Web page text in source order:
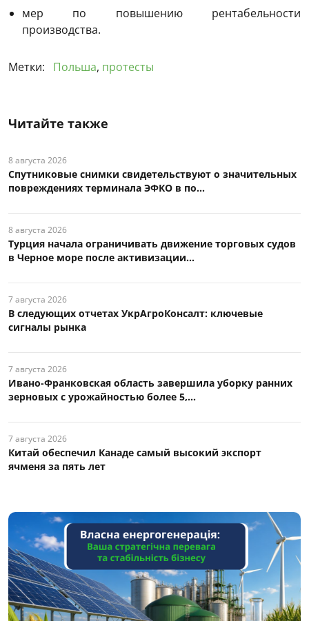
мер по повышению рентабельности
производства.
Метки: Польша, протесты
Читайте также
8 августа 2026
Спутниковые снимки свидетельствуют о значительных
повреждениях терминала ЭФКО в по...
8 августа 2026
Турция начала ограничивать движение торговых судов
в Черное море после активизации...
7 августа 2026
В следующих отчетах УкрАгроКонсалт: ключевые
сигналы рынка
7 августа 2026
Ивано-Франковская область завершила уборку ранних
зерновых с урожайностью более 5,...
7 августа 2026
Китай обеспечил Канаде самый высокий экспорт
ячменя за пять лет